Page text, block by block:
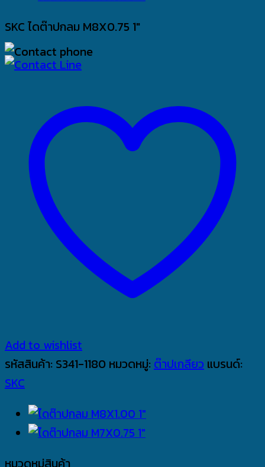
SKC ไดต๊าปกลม M8X0.75 1″
Add to wishlist
รหัสสินค้า: S341-1180 หมวดหมู่: ต๊าปเกลียว แบรนด์:
SKC
หมวดหมู่สินค้า